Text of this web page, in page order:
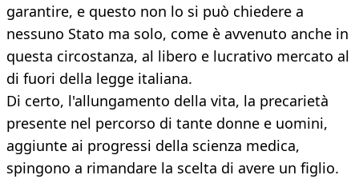
garantire, e questo non lo si può chiedere a
nessuno Stato ma solo, come è avvenuto anche in
questa circostanza, al libero e lucrativo mercato al
di fuori della legge italiana.
Di certo, l'allungamento della vita, la precarietà
presente nel percorso di tante donne e uomini,
aggiunte ai progressi della scienza medica,
spingono a rimandare la scelta di avere un figlio.